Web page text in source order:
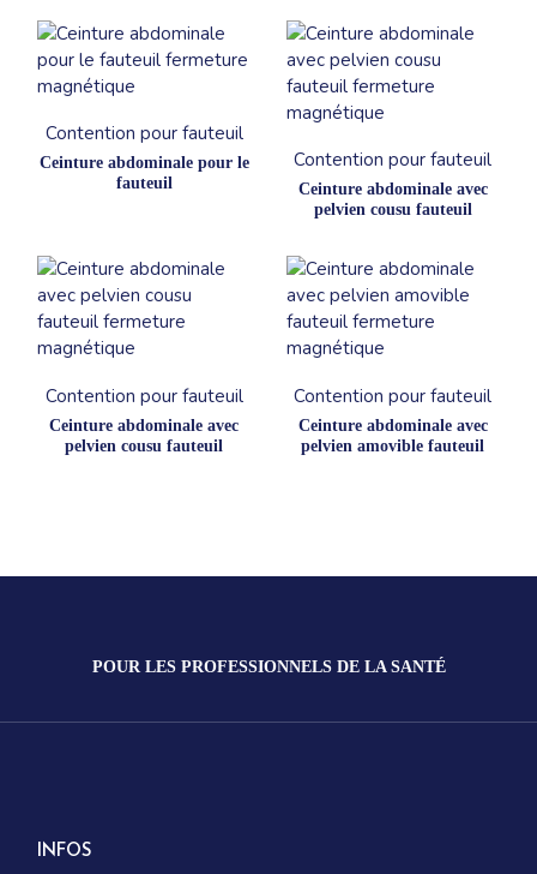
Contention pour fauteuil
Ceinture abdominale pour le
fauteuil
Contention pour fauteuil
Ceinture abdominale avec
pelvien cousu fauteuil
Contention pour fauteuil
Ceinture abdominale avec
pelvien cousu fauteuil
Contention pour fauteuil
Ceinture abdominale avec
pelvien amovible fauteuil
POUR LES PROFESSIONNELS DE LA SANTÉ
INFOS